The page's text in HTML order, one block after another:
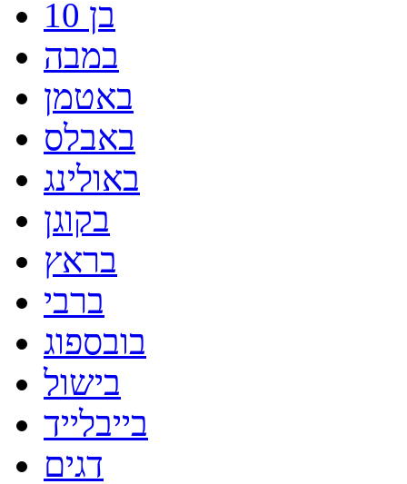
בן 10
במבה
באטמן
באבלס
באולינג
בקוגן
בראץ
ברבי
בובספוג
בישול
בייבלייד
דגים